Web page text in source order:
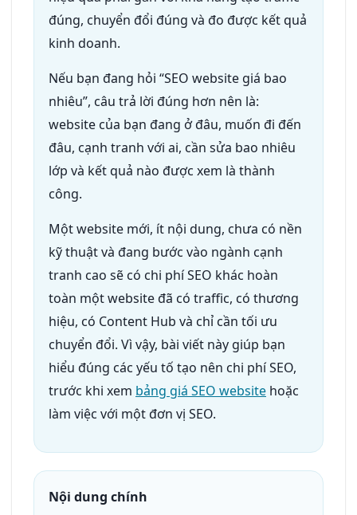
đúng, chuyển đổi đúng và đo được kết quả
kinh doanh.
Nếu bạn đang hỏi “SEO website giá bao
nhiêu”, câu trả lời đúng hơn nên là:
website của bạn đang ở đâu, muốn đi đến
đâu, cạnh tranh với ai, cần sửa bao nhiêu
lớp và kết quả nào được xem là thành
công.
Một website mới, ít nội dung, chưa có nền
kỹ thuật và đang bước vào ngành cạnh
tranh cao sẽ có chi phí SEO khác hoàn
toàn một website đã có traffic, có thương
hiệu, có Content Hub và chỉ cần tối ưu
chuyển đổi. Vì vậy, bài viết này giúp bạn
hiểu đúng các yếu tố tạo nên chi phí SEO,
trước khi xem bảng giá SEO website hoặc
làm việc với một đơn vị SEO.
Nội dung chính